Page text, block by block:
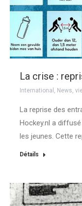
La crise :
International , News,
La reprise des
Hockey.nl a
les jeunes. Cette
Détails